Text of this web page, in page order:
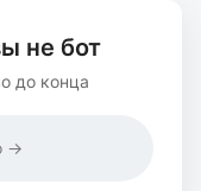
не бот
до конца
→